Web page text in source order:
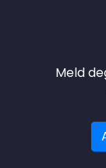
Meld